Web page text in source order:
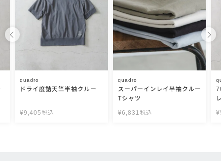
quadro
ドライ度詰天竺半袖クルー
¥9,405 税込
quadro
スーパーインレイ半袖クルー
Tシャツ
¥6,831 税込 ¥